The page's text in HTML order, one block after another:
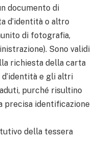
documento di
d’identità o altro
di fotografia,
Sono validi
richiesta della carta
e gli altri
purché risultino
precisa identificazione
della tessera